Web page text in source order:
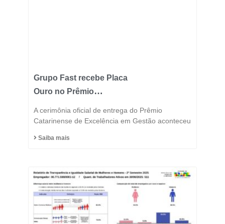
Grupo Fast recebe Placa
Ouro no Prêmio
Excelência 2025 e
A cerimônia oficial de entrega do Prêmio
Catarinense de Excelência em Gestão aconteceu
Saiba mais